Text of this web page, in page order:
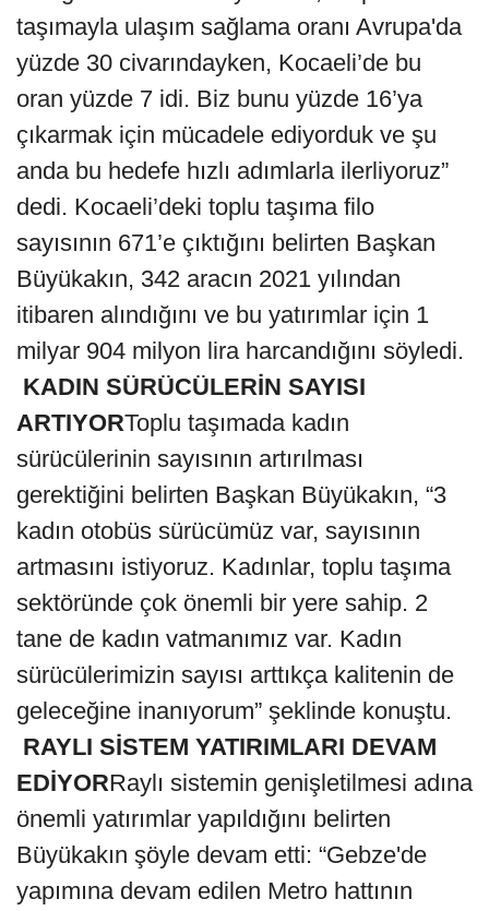
taşımayla ulaşım sağlama oranı Avrupa'da
yüzde 30 civarındayken, Kocaeli’de bu
oran yüzde 7 idi. Biz bunu yüzde 16’ya
çıkarmak için mücadele ediyorduk ve şu
anda bu hedefe hızlı adımlarla ilerliyoruz”
dedi. Kocaeli’deki toplu taşıma filo
sayısının 671’e çıktığını belirten Başkan
Büyükakın, 342 aracın 2021 yılından
itibaren alındığını ve bu yatırımlar için 1
milyar 904 milyon lira harcandığını söyledi.
KADIN SÜRÜCÜLERİN SAYISI
ARTIYORToplu taşımada kadın
sürücülerinin sayısının artırılması
gerektiğini belirten Başkan Büyükakın, “3
kadın otobüs sürücümüz var, sayısının
artmasını istiyoruz. Kadınlar, toplu taşıma
sektöründe çok önemli bir yere sahip. 2
tane de kadın vatmanımız var. Kadın
sürücülerimizin sayısı arttıkça kalitenin de
geleceğine inanıyorum” şeklinde konuştu.
RAYLI SİSTEM YATIRIMLARI DEVAM
EDİYORRaylı sistemin genişletilmesi adına
önemli yatırımlar yapıldığını belirten
Büyükakın şöyle devam etti: “Gebze'de
yapımına devam edilen Metro hattının